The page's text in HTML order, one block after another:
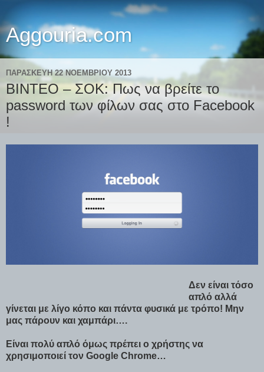
Aggouria.com
ΠΑΡΑΣΚΕΥΉ 22 ΝΟΕΜΒΡΊΟΥ 2013
ΒΙΝΤΕΟ – ΣΟΚ: Πως να βρείτε τo
password των φίλων σας στο Facebook
!
Δεν είναι τόσο
απλό αλλά
γίνεται με λίγο κόπο και πάντα φυσικά με τρόπο! Μην
μας πάρουν και χαμπάρι….
Είναι πολύ απλό όμως πρέπει ο χρήστης να
χρησιμοποιεί τον Google Chrome…